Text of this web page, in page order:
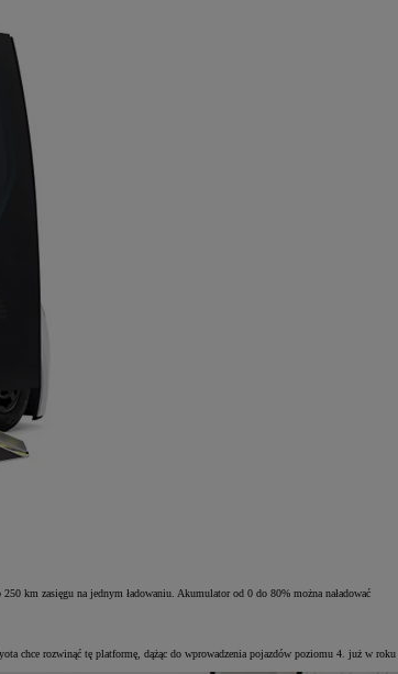
km zasięgu na jednym ładowaniu. Akumulator od 0 do 80% można naładować
chce rozwinąć tę platformę, dążąc do wprowadzenia pojazdów poziomu 4. już w roku